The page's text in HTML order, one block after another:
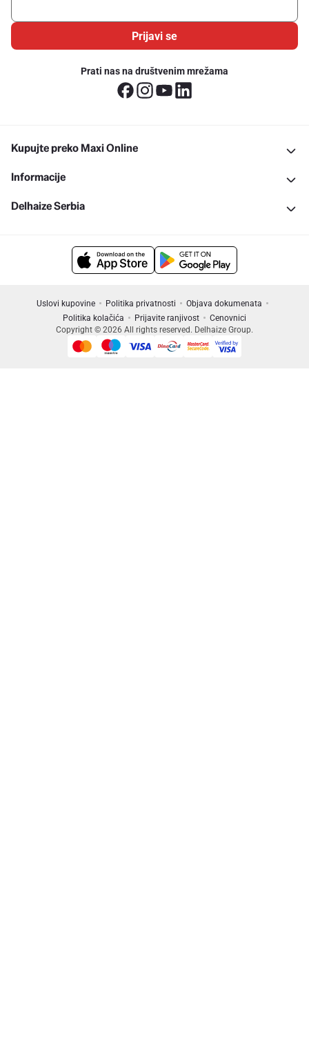
Prijavi se
Prati nas na društvenim mrežama
Kupujte preko Maxi Online
Informacije
Delhaize Serbia
Uslovi kupovine Politika privatnosti
Objava dokumenata
Politika kolačića
Prijavite ranjivost
Cenovnici
Copyright © 2026 All rights reserved. Delhaize Group.